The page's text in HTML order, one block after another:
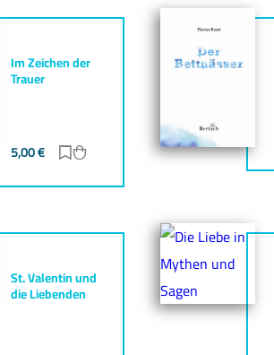
Im Zeichen der
Trauer
5,00€ Zur Merkliste hinzufügen
Zum Warenkorb hinzufügen
St. Valentin und
die Liebenden